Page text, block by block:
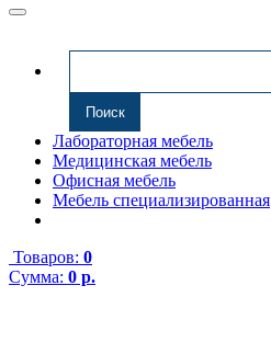
Лабораторная мебель
Медицинская мебель
Офисная мебель
Мебель специализированная
Товаров: 0
Сумма: 0 р.